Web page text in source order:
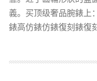
義。买顶级奢品腕錶
錶高仿錶仿錶復刻錶復